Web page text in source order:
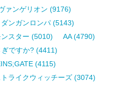
ァンゲリオン (9176)
ダンガンロンパ (5143)
スター (5010)
AA (4790)
ぎですか? (4411)
(4115)
トライクウィッチーズ (3074)